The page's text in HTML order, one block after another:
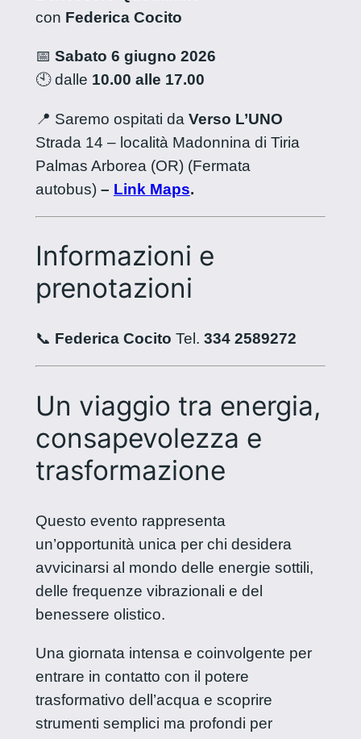
con Federica Cocito
📅 Sabato 6 giugno 2026
🕙 dalle 10.00 alle 17.00
📍 Saremo ospitati da Verso L’UNO
Strada 14 – località Madonnina di Tiria
Palmas Arborea (OR) (Fermata
autobus)– Link Maps.
Informazioni e
prenotazioni
📞 Federica Cocito Tel. 334 2589272
Un viaggio tra energia,
consapevolezza e
trasformazione
Questo evento rappresenta
un’opportunità unica per chi desidera
avvicinarsi al mondo delle energie sottili,
delle frequenze vibrazionali e del
benessere olistico.
Una giornata intensa e coinvolgente per
entrare in contatto con il potere
trasformativo dell’acqua e scoprire
strumenti semplici ma profondi per